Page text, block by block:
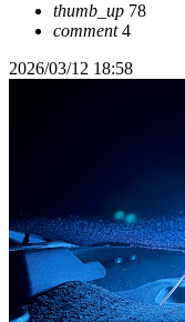
thumb_up 78
comment4
2026/03/12 18:58